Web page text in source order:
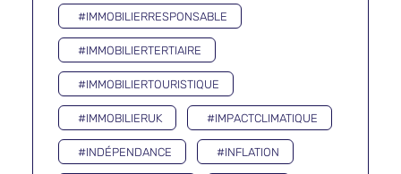
#IMMOBILIERRESPONSABLE
#IMMOBILIERTERTIAIRE
#IMMOBILIERTOURISTIQUE
#IMMOBILIERUK #IMPACTCLIMATIQUE
#INDÉPENDANCE #INFLATION